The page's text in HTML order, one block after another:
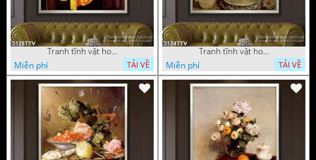
Tranh tĩnh vật hoa quả sơn dầu trang trí đẹp
Miễn phí
TẢI VỀ
Tranh tĩnh vật hoa quả sơn dầu nghệ thuật
Miễn phí
TẢI VỀ